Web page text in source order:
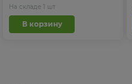
На складе 1 шт
В корзину